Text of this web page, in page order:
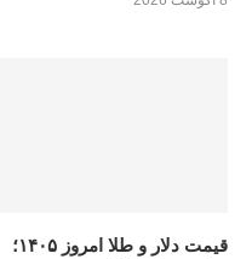
قیمت دلار و طلا امروز ۱۴۰۵؛